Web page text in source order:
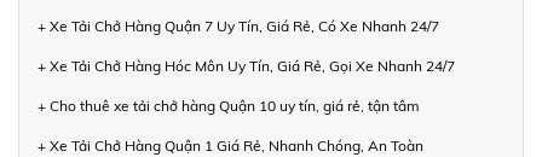
+ Xe Tải Chở Hàng Quận 7 Uy Tín, Giá Rẻ, Có Xe Nhanh 24/7
+ Xe Tải Chở Hàng Hóc Môn Uy Tín, Giá Rẻ, Gọi Xe Nhanh 24/7
+ Cho thuê xe tải chở hàng Quận 10 uy tín, giá rẻ, tận tâm
+ Xe Tải Chở Hàng Quận 1 Giá Rẻ, Nhanh Chóng, An Toàn